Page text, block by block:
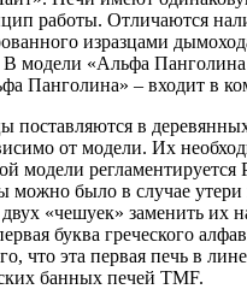
работы. Отличаются
изразцами
В модели «Альфа
Панголина» – входит в
поставляются в
от модели. Их
модели
можно было в случае утери
«чешуек» заменить их
буква греческого
что эта первая печь в
банных печей TMF.